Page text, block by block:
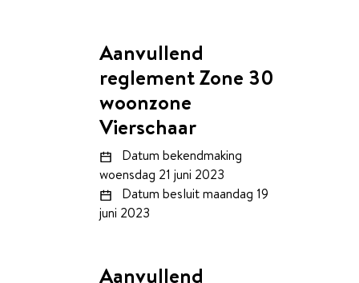
Aanvullend
reglement Zone 30
woonzone
Vierschaar
Datum bekendmaking
woensdag 21 juni 2023
Datum besluitmaandag 19
juni 2023
Aanvullend